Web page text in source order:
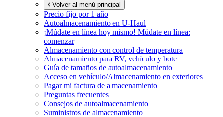
Volver al menú principal
Precio fijo por 1 año
Autoalmacenamiento en U-Haul
¡Múdate en línea hoy mismo! Múdate en línea:
comenzar
Almacenamiento con control de temperatura
Almacenamiento para RV, vehículo y bote
Guía de tamaños de autoalmacenamiento
Acceso en vehículo/Almacenamiento en exteriores
Pagar mi factura de almacenamiento
Preguntas frecuentes
Consejos de autoalmacenamiento
Suministros de almacenamiento